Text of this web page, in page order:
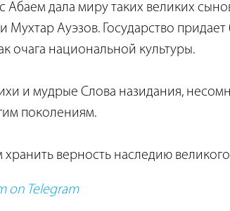
Абаем дала миру таких великих
Мухтар Ауэзов. Государство
очага национальной культуры.
и мудрые Слова назидания,
поколениям.
верность наследию
on Telegram